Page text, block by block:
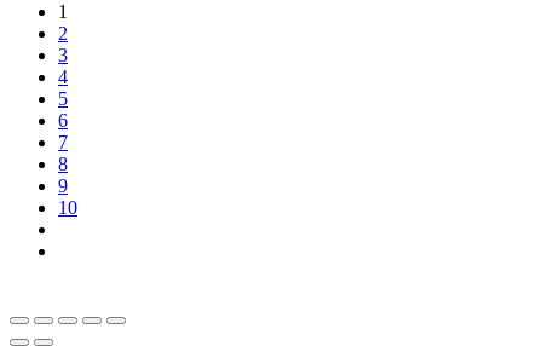
1
2
3
4
5
6
7
8
9
10